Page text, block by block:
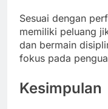
Sesuai dengan
memiliki peluang
dan bermain
fokus pada
Kesimpulan